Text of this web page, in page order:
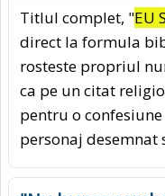
Titlul complet, "EU
direct la formula
rosteste propriul
ca pe un citat
pentru o
personaj desemnat